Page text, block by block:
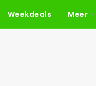
Weekdeals Meer